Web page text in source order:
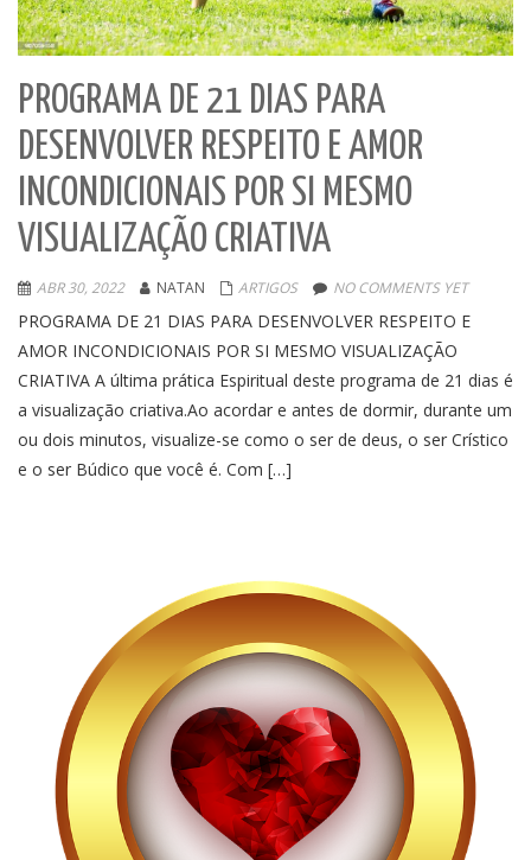
PROGRAMA DE 21 DIAS PARA
DESENVOLVER RESPEITO E AMOR
INCONDICIONAIS POR SI MESMO
VISUALIZAÇÃO CRIATIVA
ABR 30, 2022 NATAN ARTIGOS NO COMMENTS YET
PROGRAMA DE 21 DIAS PARA DESENVOLVER RESPEITO E
AMOR INCONDICIONAIS POR SI MESMO VISUALIZAÇÃO
CRIATIVA A última prática Espiritual deste programa de 21 dias é
a visualização criativa.Ao acordar e antes de dormir, durante um
ou dois minutos, visualize-se como o ser de deus, o ser Crístico
e o ser Búdico que você é. Com […]